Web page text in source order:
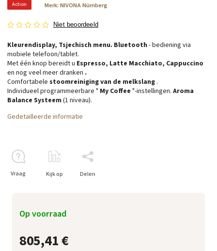
Action
Niet beoordeeld
Merk: NIVONA Nürnberg
805,41 €
Op voorraad
Kleurendisplay, Tsjechisch menu. Bluetooth - bediening via
mobiele telefoon/tablet.
Met één knop bereidt u Espresso, Latte Macchiato, Cappuccino
en nog veel meer dranken .
Comfortabele stoomreiniging van de melkslang .
Individueel programmeerbare " My Coffee "-instellingen. Aroma
Balance Systeem (1 niveau).
Gedetailleerde informatie
Vraag Kijk op Delen